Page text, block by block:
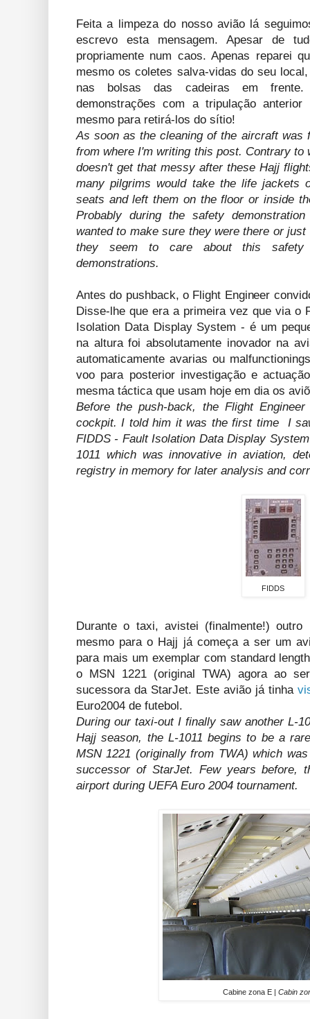
Feita a limpeza do nosso avião lá
escrevo esta mensagem. Apesar de
propriamente num caos. Apenas reparei
mesmo os coletes salva-vidas do seu
nas bolsas das cadeiras em frente.
demonstrações com a tripulação
mesmo para retirá-los do sítio!
As soon as the cleaning of the aircraft was
from where I'm writing this post. Contrary to
doesn't get that messy after these Hajj
many pilgrims would take the life jackets
seats and left them on the floor or inside
Probably during the safety
wanted to make sure they were there or
they seem to care about this safety
demonstrations.
Antes do pushback, o Flight Engineer
Disse-lhe que era a primeira vez que via o
Isolation Data Display System - é um
na altura foi absolutamente inovador na
automaticamente avarias ou
voo para posterior investigação e
mesma táctica que usam hoje em dia os
Before the push-back, the Flight
cockpit. I told him it was the first time I
FIDDS - Fault Isolation Data Display
1011 which was innovative in aviation,
registry in memory for later analysis and
FIDDS
Durante o taxi, avistei (finalmente!)
mesmo para o Hajj já começa a ser um
para mais um exemplar com standard
o MSN 1221 (original TWA) agora ao
sucessora da StarJet. Este avião já tinha
Euro2004 de futebol.
During our taxi-out I finally saw another L-
Hajj season, the L-1011 begins to be a
MSN 1221 (originally from TWA) which
successor of StarJet. Few years before,
airport during UEFA Euro 2004 tournament.
Cabine zona E |Cabin